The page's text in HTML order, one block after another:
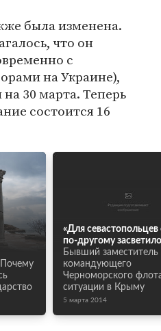
была изменена.
что он
с
на Украине),
30 марта. Теперь
состоится 16
Почему
«Для севастопольцев
по-другому
Бывший заместитель
командующего
Черноморского
ситуации в Крыму
5 марта 2014